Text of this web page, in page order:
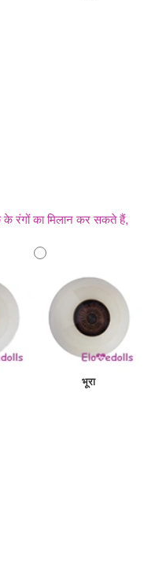
के रंगों का मिलान कर सकते हैं,
भूरा